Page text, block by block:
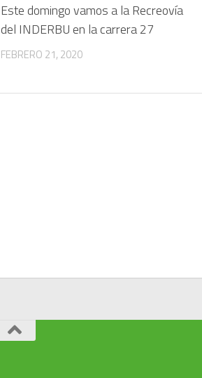
Este domingo vamos a la Recreovía
del INDERBU en la carrera 27
FEBRERO 21, 2020